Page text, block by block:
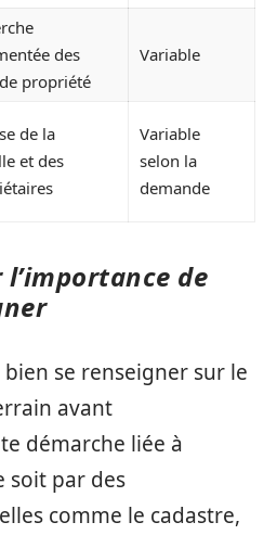
des
propriété
Variable
de la
et des
Variable
selon la
demande
de
se renseigner sur le
avant
démarche liée à
soit par des
comme le cadastre,